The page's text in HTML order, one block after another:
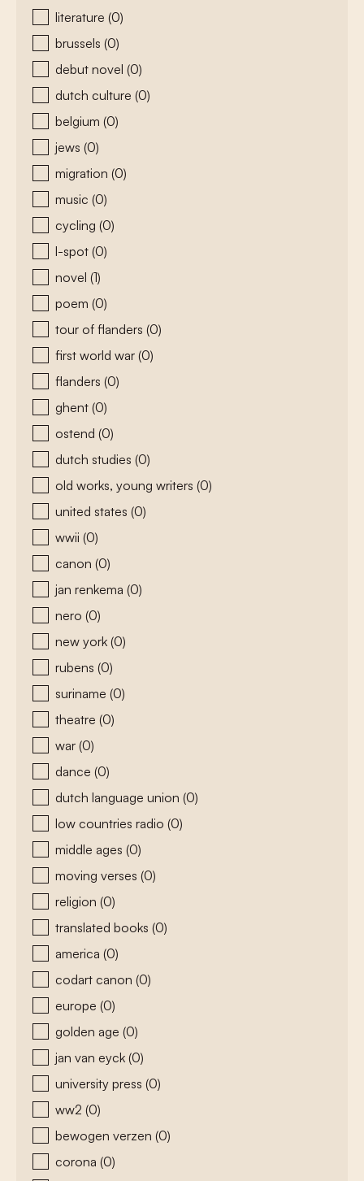
literature (0)
brussels (0)
debut novel (0)
dutch culture (0)
belgium (0)
jews (0)
migration (0)
music (0)
cycling (0)
l-spot (0)
novel (1)
poem (0)
tour of flanders (0)
first world war (0)
flanders (0)
ghent (0)
ostend (0)
dutch studies (0)
old works, young writers (0)
united states (0)
wwii (0)
canon (0)
jan renkema (0)
nero (0)
new york (0)
rubens (0)
suriname (0)
theatre (0)
war (0)
dance (0)
dutch language union (0)
low countries radio (0)
middle ages (0)
moving verses (0)
religion (0)
translated books (0)
america (0)
codart canon (0)
europe (0)
golden age (0)
jan van eyck (0)
university press (0)
ww2 (0)
bewogen verzen (0)
corona (0)